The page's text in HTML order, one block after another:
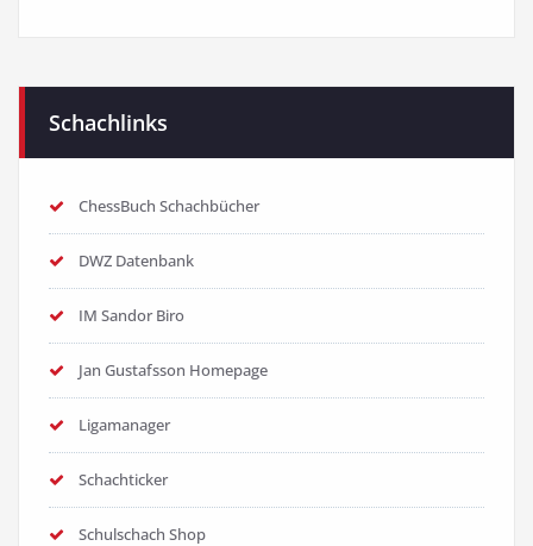
Schachlinks
ChessBuch Schachbücher
DWZ Datenbank
IM Sandor Biro
Jan Gustafsson Homepage
Ligamanager
Schachticker
Schulschach Shop